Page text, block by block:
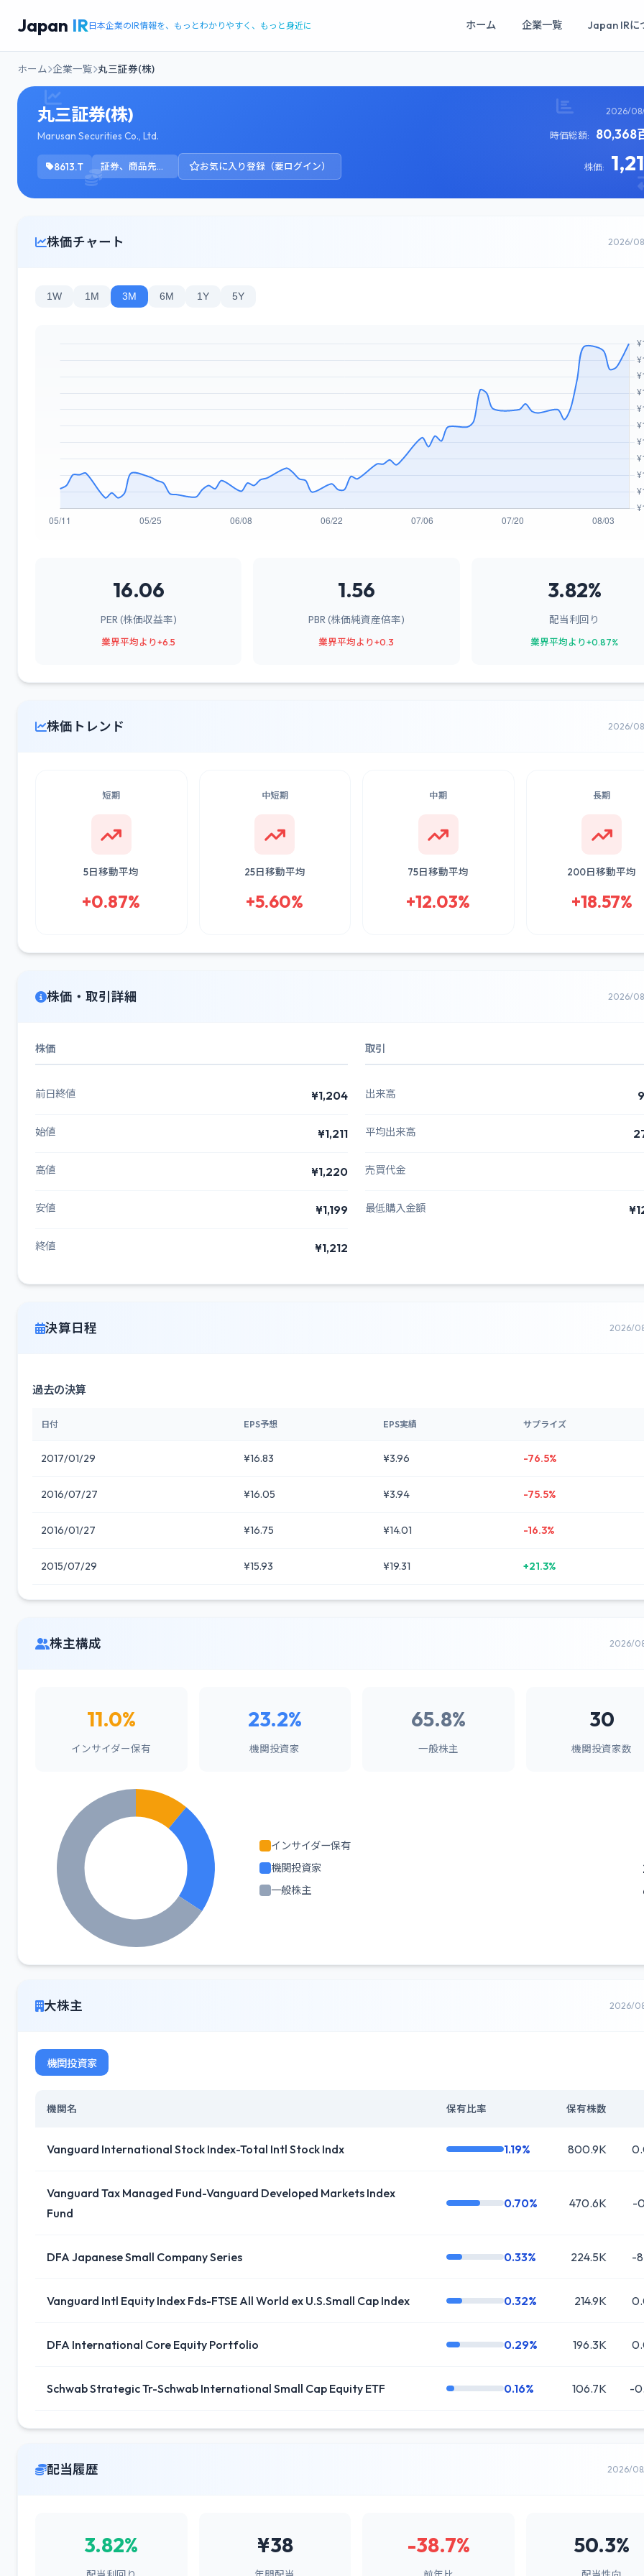
Japan IR日本企業のIR情報を、もっとわかりやすく、もっと身近に ホーム 企業一覧 Japan IRに
ホーム 企業一覧 丸三証券(株)
丸三証券(株)
Marusan Securities Co., Ltd.
8613.T 証券、商品先物取引業 お気に入り登録（要ログイン）
2026/
時価総額: 80,368
株価:
株価チャート 2026/
1W 1M 3M 6M 1Y 5Y
16.06
PER (株価収益率)
業界平均より+6.5
1.56
PBR (株価純資産倍率)
業界平均より+0.3
3.82%
配当利回り
業界平均より+0.87%
株価トレンド 2026/
短期
5日移動平均
+0.87%
中短期
25日移動平均
+5.60%
中期
75日移動平均
+12.03%
長期
200日移動平均
+18.57%
株価・取引詳細 2026/
株価
前日終値 ¥1,204
始値 ¥1,211
高値 ¥1,220
安値 ¥1,199
終値 ¥1,212
取引
出来高
平均出来高
売買代金
最低購入金額
決算日程 2026/
過去の決算
日付 EPS予想 EPS実績 サプライズ
2017/01/29 ¥16.83 ¥3.96 -76.5%
2016/07/27 ¥16.05 ¥3.94 -75.5%
2016/01/27 ¥16.75 ¥14.01 -16.3%
2015/07/29 ¥15.93 ¥19.31 +21.3%
株主構成 2026/
11.0%
インサイダー保有
23.2%
機関投資家
65.8%
一般株主
30
機関投資家数
インサイダー保有
機関投資家
一般株主
大株主 2026/
機関投資家
機関名 保有比率 保有株数
Vanguard International Stock Index-Total Intl Stock Indx 1.19% 800.9K
Vanguard Tax Managed Fund-Vanguard Developed Markets Index
Fund
0.70% 470.6K -
DFA Japanese Small Company Series 0.33% 224.5K -
Vanguard Intl Equity Index Fds-FTSE All World ex U.S.Small Cap Index 0.32% 214.9K
DFA International Core Equity Portfolio 0.29% 196.3K
Schwab Strategic Tr-Schwab International Small Cap Equity ETF 0.16% 106.7K -
配当履歴 2026/
3.82% ¥38 -38.7% 50.3%